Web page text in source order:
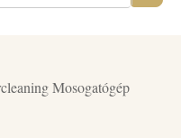
Mosogatógép